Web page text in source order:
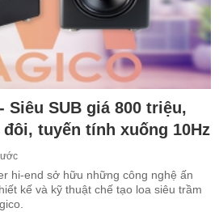
Siêu SUB giá 800 triệu,
đôi, tuyến tính xuống 10Hz
hi-end sở hữu những công nghệ ấn
kế và kỹ thuật chế tạo loa siêu trầm